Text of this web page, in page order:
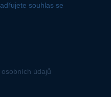
souhlas se
údajů